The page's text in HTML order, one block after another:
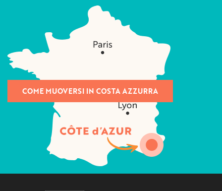
COME MUOVERSI IN COSTA AZZURRA